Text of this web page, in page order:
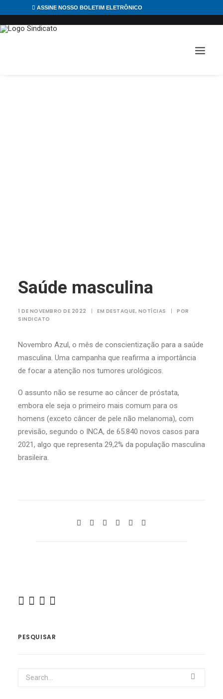
ASSINE NOSSO BOLETIM ELETRÔNICO
Saúde masculina
1 DE NOVEMBRO DE 2022 | EM DESTAQUE, NOTÍCIAS |
POR
SINDICATO
Novembro Azul, o mês de conscientização para a saúde
masculina. Uma campanha que reafirma a importância
de focar a atenção nos tumores urológicos.
O assunto não se resume ao câncer de próstata,
embora ele seja o primeiro mais comum para os
homens (exceto câncer de pele não melanoma), com
previsão, segundo o INCA, de 65.840 novos casos para
2021, algo que representa 29,2% da população masculina
brasileira.
PESQUISAR